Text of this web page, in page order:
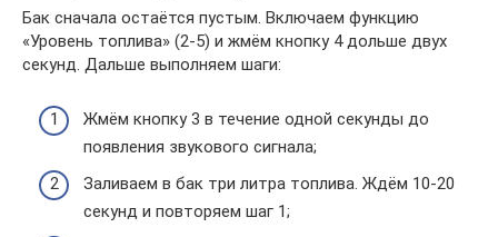
Бак сначала остаётся пустым. Включаем функцию
«Уровень топлива» (2-5) и жмём кнопку 4 дольше двух
секунд. Дальше выполняем шаги:
Жмём кнопку 3 в течение одной секунды до
появления звукового сигнала;
Заливаем в бак три литра топлива. Ждём 10-20
секунд и повторяем шаг 1;